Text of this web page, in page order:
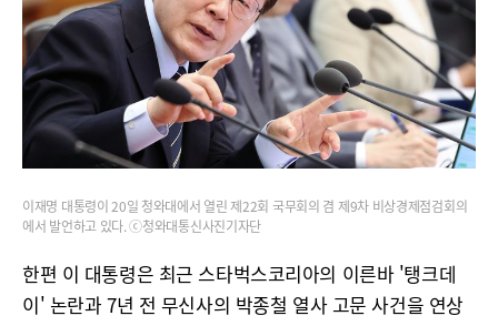
이재명 대통령이 20일 청와대에서 열린 제22회 국무회의 겸 제9차 비상경제점검회의
에서 발언하고 있다. ⓒ청와대통신사진기자단
한편 이 대통령은 최근 스타벅스코리아의 이른바 '탱크데
이' 논란과 7년 전 무신사의 박종철 열사 고문 사건을 연상